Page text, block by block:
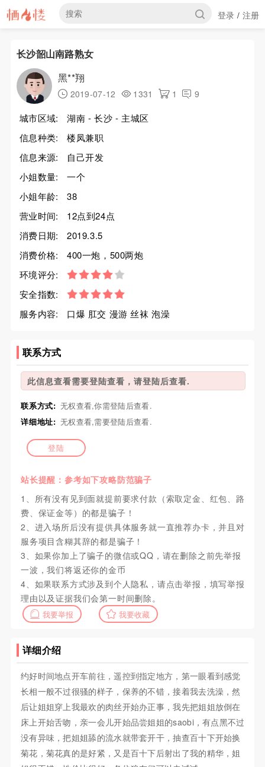
登录 / 注册
长沙韶山南路熟女
黑**翔
2019-07-12 1331 1 9
城市区域:
湖南 - 长沙 - 主城区
信息种类:
楼凤兼职
信息来源:
自己开发
小姐数量:
一个
小姐年龄:
38
营业时间:
12点到24点
消费日期:
2019.3.5
消费价格:
400一炮，500两炮
环境评分:
安全指数:
服务内容:
口爆 肛交 漫游 丝袜 泡澡
联系方式
此信息查看需要登陆查看，请登陆后查看.
联系方式: 无权查看,你需登陆后查看.
详细地址: 无权查看,需要登陆后查看.
登陆
站长提醒：参考如下攻略防范骗子
1、所有没有见到面就提前要求付款（索取定金、红包、路
费、保证金等）的都是骗子！
2、进入场所后没有提供具体服务就一直推荐办卡，并且对
服务项目含糊其辞的都是骗子！
3、如果你加上了骗子的微信或QQ，请在删除之前先举报
一波，我们将返还你的金币
4、如果联系方式涉及到个人隐私，请点击举报，填写举报
理由以及证据我们会第一时间删除。
我要举报 我要收藏
详细介绍
约好时间地点开车前往，遥控到指定地方，第一眼看到感觉
长相一般不过很骚的样子，保养的不错，接着我去洗澡，然
后让姐姐穿上我最欢的肉丝开始办正事，我先把姐姐放倒在
床上开始舌吻，亲一会儿开始品尝姐姐的saobi，有点黑不过
没有异味，把姐姐舔的流水就带套开干，抽查百十下开始换
菊花，菊花真的是好紧，又是百十下后射出了我的精华，姐